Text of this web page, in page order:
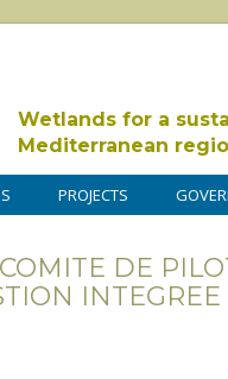
Wetlands for a
Mediterranean
PROJECTS
DE